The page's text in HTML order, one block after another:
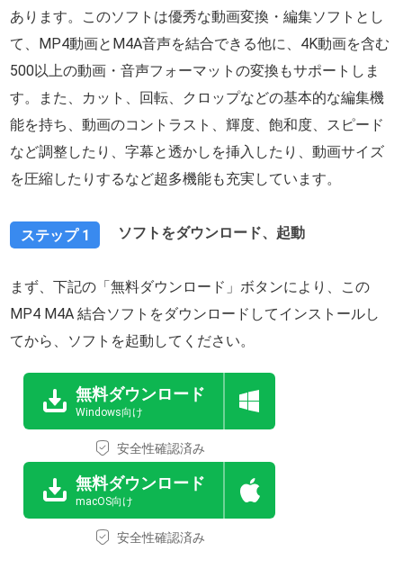
あります。このソフトは優秀な動画変換・編集ソフトとし
て、MP4動画とM4A音声を結合できる他に、4K動画を含む
500以上の動画・音声フォーマットの変換もサポートしま
す。また、カット、回転、クロップなどの基本的な編集機
能を持ち、動画のコントラスト、輝度、飽和度、スピード
など調整したり、字幕と透かしを挿入したり、動画サイズ
を圧縮したりするなど超多機能も充実しています。
ステップ 1 ソフトをダウンロード、起動
まず、下記の「無料ダウンロード」ボタンにより、この
MP4 M4A 結合ソフトをダウンロードしてインストールし
てから、ソフトを起動してください。
無料ダウンロード
Windows向け
安全性確認済み
無料ダウンロード
macOS向け
安全性確認済み